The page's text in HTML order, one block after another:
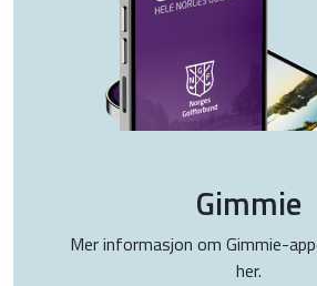
Gimmie
Mer informasjon om Gimmie-
her.